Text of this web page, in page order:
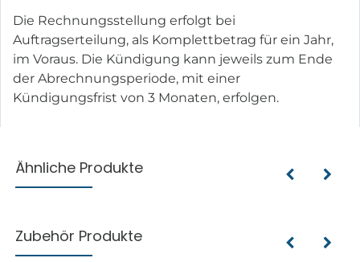
Die Rechnungsstellung erfolgt bei
Auftragserteilung, als Komplettbetrag für ein Jahr,
im Voraus. Die Kündigung kann jeweils zum Ende
der Abrechnungsperiode, mit einer
Kündigungsfrist von 3 Monaten, erfolgen.
Ähnliche Produkte
Zubehör Produkte